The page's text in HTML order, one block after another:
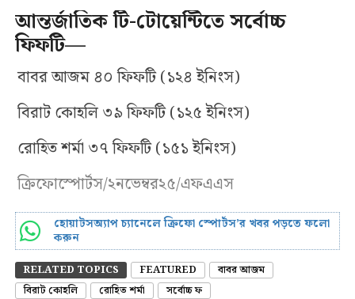
আন্তর্জাতিক টি-টোয়েন্টিতে সর্বোচ্চ
ফিফটি—
বাবর আজম ৪০ ফিফটি (১২৪ ইনিংস)
বিরাট কোহলি ৩৯ ফিফটি (১২৫ ইনিংস)
রোহিত শর্মা ৩৭ ফিফটি (১৫১ ইনিংস)
ক্রিফোস্পোর্টস/২নভেম্বর২৫/এফএএস
হোয়াটসঅ্যাপ চ্যানেলে ক্রিফো স্পোর্টস’র খবর পড়তে ফলো
করুন
RELATED TOPICS FEATURED
বাবর আজম
বিরাট কোহলি
রোহিত শর্মা সর্বোচ্চ ফ